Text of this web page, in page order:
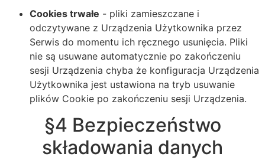
Cookies trwałe - pliki zamieszczane i
odczytywane z Urządzenia Użytkownika przez
Serwis do momentu ich ręcznego usunięcia. Pliki
nie są usuwane automatycznie po zakończeniu
sesji Urządzenia chyba że konfiguracja Urządzenia
Użytkownika jest ustawiona na tryb usuwanie
plików Cookie po zakończeniu sesji Urządzenia.
§4 Bezpieczeństwo
składowania danych